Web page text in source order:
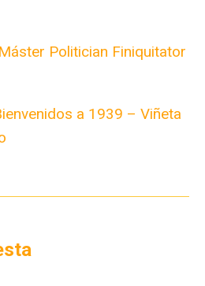
Politician Finiquitator
a 1939 – Viñeta